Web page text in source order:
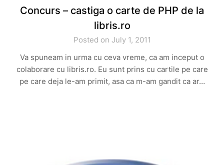
Concurs – castiga o carte de PHP de la
libris.ro
Posted on July 1, 2011
Va spuneam in urma cu ceva vreme, ca am inceput o
colaborare cu libris.ro. Eu sunt prins cu cartile pe care
pe care deja le-am primit, asa ca m-am gandit ca ar…